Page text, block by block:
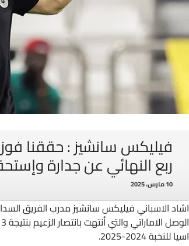
فيليكس سانشيز : حققنا
ربع النهائي عن جدارة
10 مارس، 2025
اشاد الاسباني فيليكس سانشيز مدرب الفريق
اسيا للنخبة 2024-2025.